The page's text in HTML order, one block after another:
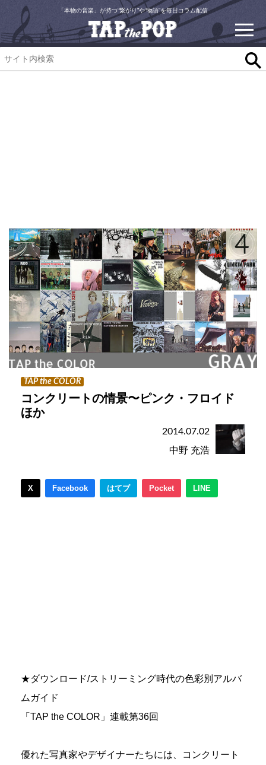
「本物の音楽」が持つ“繋がり”や“物語”を毎日コラム配信
TAP the COLOR
コンクリートの情景〜ピンク・フロイド
ほか
2014.07.02
中野 充浩
X Facebook はてブ Pocket LINE
★ダウンロード/ストリーミング時代の色彩別アルバ
ムガイド
「TAP the COLOR」連載第36回
優れた写真家やデザイナーたちには、コンクリート